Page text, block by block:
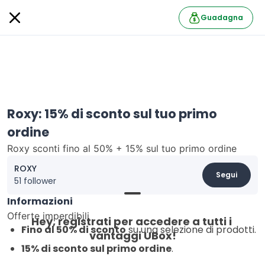
Guadagna
Roxy: 15% di sconto sul tuo primo
ordine
Roxy sconti fino al 50% + 15% sul tuo primo ordine
ROXY
51 follower
Segui
Informazioni
Offerte imperdibili
Fino al 50% di scontosu una selezione di prodotti.
15% di sconto sul primo ordine.
Hey, registrati per accedere a tutti i
vantaggi UBox!